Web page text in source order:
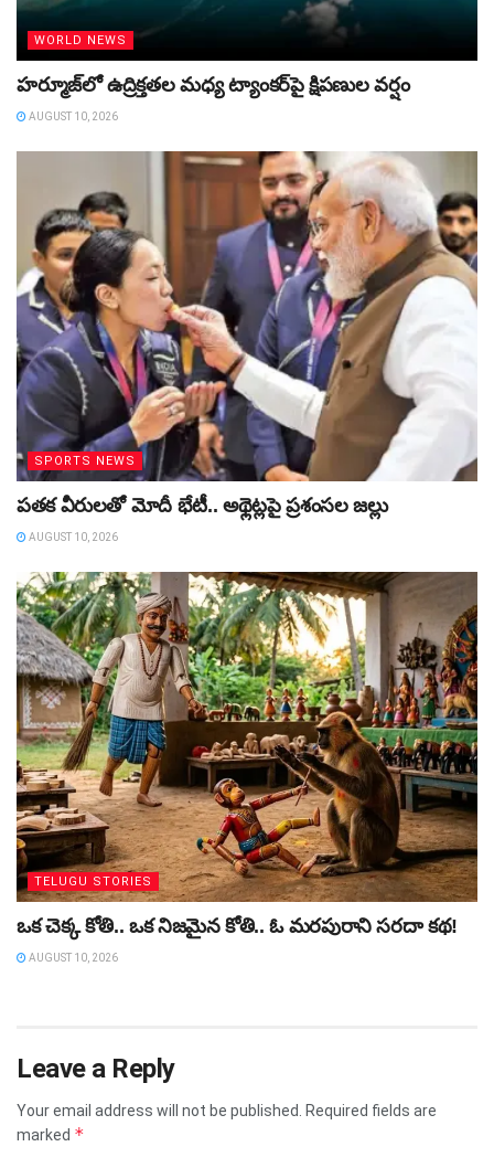
WORLD NEWS
హర్మూజ్‌లో ఉద్రిక్తతల మధ్య ట్యాంకర్‌పై క్షిపణుల వర్షం
AUGUST 10, 2026
SPORTS NEWS
పతక వీరులతో మోదీ భేటీ.. అథ్లెట్లపై ప్రశంసల జల్లు
AUGUST 10, 2026
TELUGU STORIES
ఒక చెక్క కోతి.. ఒక నిజమైన కోతి.. ఓ మరపురాని సరదా కథ!
AUGUST 10, 2026
Leave a Reply
Your email address will not be published.
Required fields are
marked *